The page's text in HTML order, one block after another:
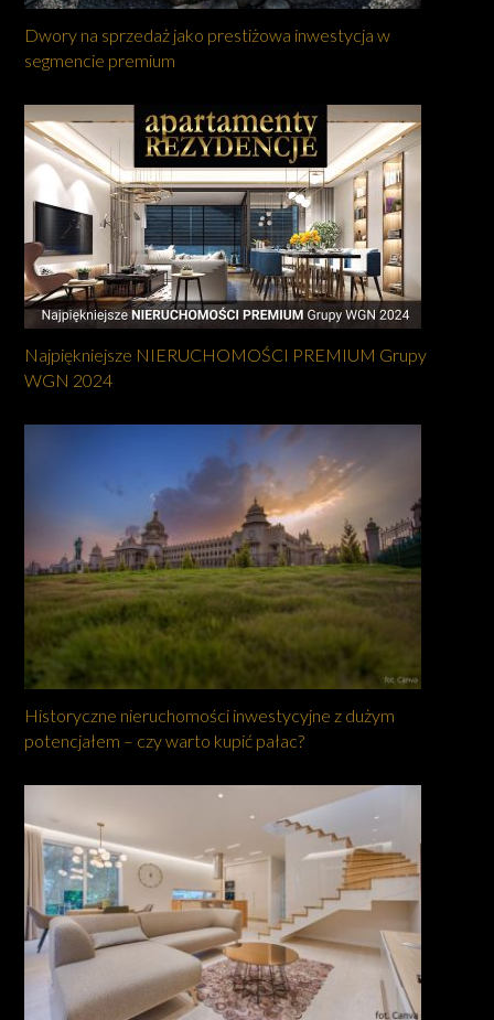
Dwory na sprzedaż jako prestiżowa inwestycja w
segmencie premium
Najpiękniejsze NIERUCHOMOŚCI PREMIUM Grupy
WGN 2024
Historyczne nieruchomości inwestycyjne z dużym
potencjałem – czy warto kupić pałac?